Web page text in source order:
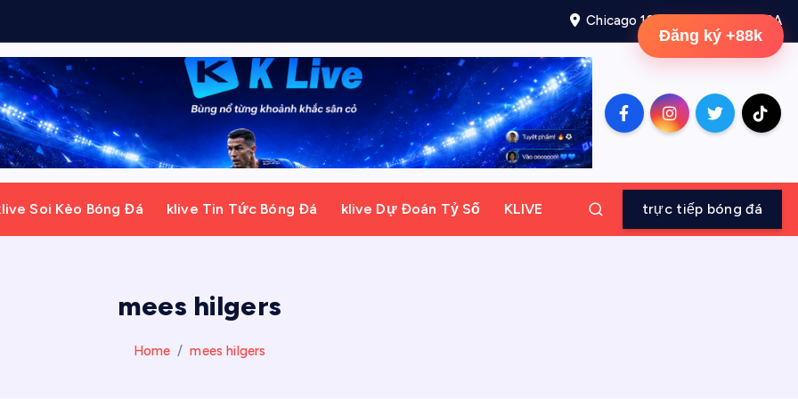
Chicago 12, Melborne City, USA
Soi Kèo Bóng Đá klive Tin Tức Bóng Đá klive Dự Đoán Tỷ Số KLIVE trực tiếp bóng đá
mees hilgers
Home mees hilgers
Đăng ký +88k